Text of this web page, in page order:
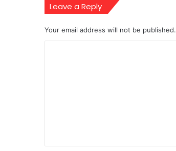
Leave a Reply
Your email address will not be published.